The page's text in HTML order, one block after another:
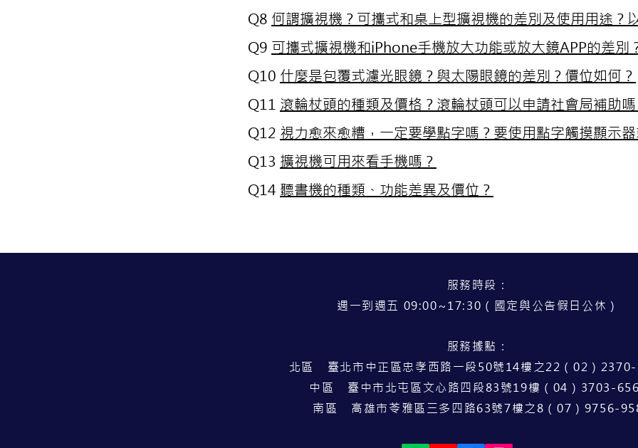
Q8 何謂擴視機？可攜式和桌上型擴視機的差別及使用用途？
Q9 可攜式擴視機和iPhone手機放大功能或放大鏡APP的差別
Q10 什麼是包覆式濾光眼鏡？與太陽眼鏡的差別？價位如何？
Q11 滾輪杖頭的種類及價格？滾輪杖頭可以申請社會局補助嗎
Q12 視力愈來愈糟，一定要學點字嗎？要使用點字觸摸顯示
Q13 擴視機可用來看手機嗎？
Q14 聽書機的種類、功能差異及價位？
服務時段：
週一到週五 09:00~17:30（國定與公告假日公休）
服務據點：
北區 臺北市中正區忠孝西路一段50號14樓之22（02）
中區 臺中市北屯區文心路四段83號19樓（04）3703-
南區 高雄市苓雅區三多四路63號7樓之8（07）9756-